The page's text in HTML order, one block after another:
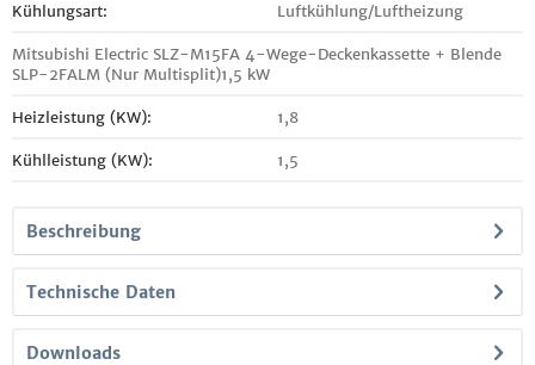
Kühlungsart: Luftkühlung/Luftheizung
Mitsubishi Electric SLZ-M15FA 4-Wege-Deckenkassette + Blende
SLP-2FALM (Nur Multisplit)1,5 kW
Heizleistung (KW): 1,8
Kühlleistung (KW): 1,5
Beschreibung
Technische Daten
Downloads